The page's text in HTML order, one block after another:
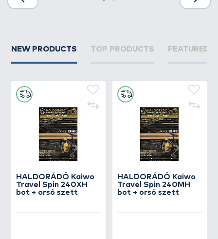
NEW PRODUCTS TOP PRODUCTS FEATURED
HALDORÁDÓ Kaiwo
Travel Spin 240XH
bot + orsó szett
HALDORÁDÓ Kaiwo
Travel Spin 240MH
bot + orsó szett